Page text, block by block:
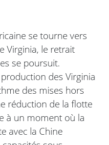
se tourne vers
Virginia, le retrait
se poursuit.
des Virginia
des mises hors
réduction de la flotte
à un moment où la
avec la Chine